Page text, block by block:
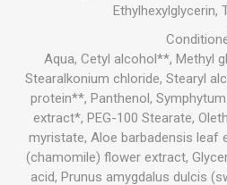
Ethylhexylglycerin,
Aqua, Cetyl alcohol**, Methyl
Stearalkonium chloride, Stearyl
protein**, Panthenol,
extract*, PEG-100 Stearate,
myristate, Aloe barbadensis leaf
(chamomile) flower extract,
acid, Prunus amygdalus dulcis